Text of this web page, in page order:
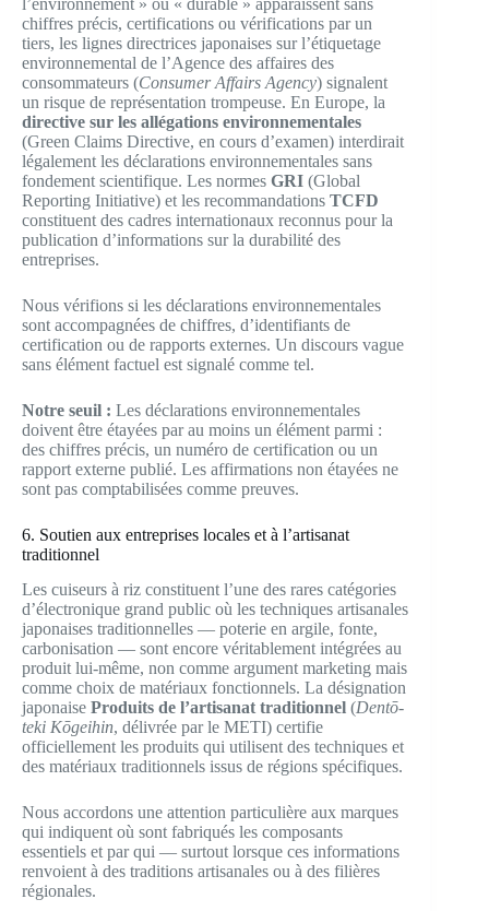
chiffres précis, certifications ou vérifications par un
tiers, les lignes directrices japonaises sur l’étiquetage
environnemental de l’Agence des affaires des
consommateurs (Consumer Affairs Agency) signalent
un risque de représentation trompeuse. En Europe, la
directive sur les allégations environnementales
(Green Claims Directive, en cours d’examen) interdirait
légalement les déclarations environnementales sans
fondement scientifique. Les normes GRI (Global
Reporting Initiative) et les recommandations TCFD
constituent des cadres internationaux reconnus pour la
publication d’informations sur la durabilité des
entreprises.
Nous vérifions si les déclarations environnementales
sont accompagnées de chiffres, d’identifiants de
certification ou de rapports externes. Un discours vague
sans élément factuel est signalé comme tel.
Notre seuil : Les déclarations environnementales
doivent être étayées par au moins un élément parmi :
des chiffres précis, un numéro de certification ou un
rapport externe publié. Les affirmations non étayées ne
sont pas comptabilisées comme preuves.
6. Soutien aux entreprises locales et à l’artisanat
traditionnel
Les cuiseurs à riz constituent l’une des rares catégories
d’électronique grand public où les techniques artisanales
japonaises traditionnelles — poterie en argile, fonte,
carbonisation — sont encore véritablement intégrées au
produit lui-même, non comme argument marketing mais
comme choix de matériaux fonctionnels. La désignation
japonaise Produits de l’artisanat traditionnel (Dentō-
teki Kōgeihin, délivrée par le METI) certifie
officiellement les produits qui utilisent des techniques et
des matériaux traditionnels issus de régions spécifiques.
Nous accordons une attention particulière aux marques
qui indiquent où sont fabriqués les composants
essentiels et par qui — surtout lorsque ces informations
renvoient à des traditions artisanales ou à des filières
régionales.